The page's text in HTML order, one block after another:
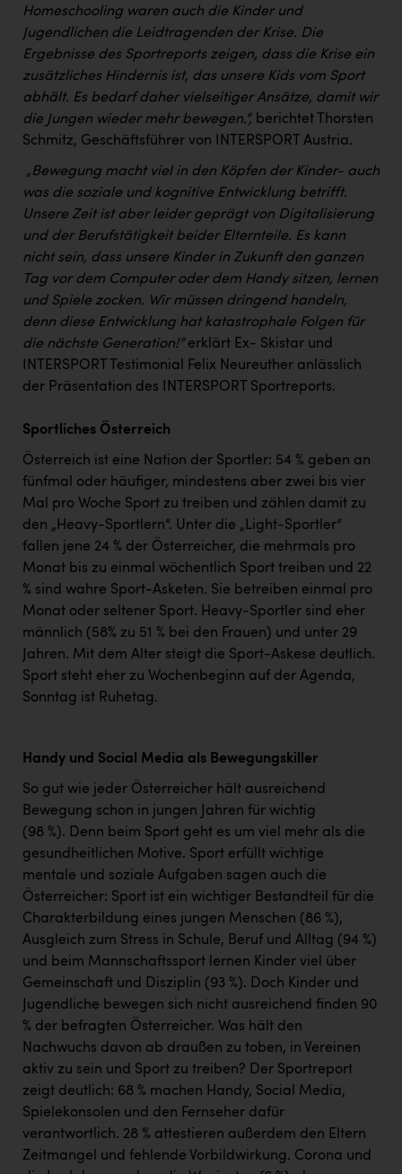
PÜSPÖK
REMAX
RE/MAX Welcome
RUBBLE MASTER
Ruderclub Wels
SCRI - Salzburg Cancer Research Institute
SCHMACHTL GmbH
Schwingshandl - automation technology gmbh
Seher + Partner
Smurfit Westrock Nettingsdorf
TCL
TRAILOMAT & Cycling Austria
VERITAS
Vier Diamanten
Vorlagenportal
Wir besiegen Krebs
Wirtschaftskammer OÖ
ZGONC
ZULuft - Zukunft Luft Austria
z.l.ö.
Dopgas
kunden basics
kontakt
Homeschooling waren auch die Kinder und
Jugendlichen die Leidtragenden der Krise. Die
Ergebnisse des Sportreports zeigen, dass die Krise ein
zusätzliches Hindernis ist, das unsere Kids vom Sport
abhält. Es bedarf daher vielseitiger Ansätze, damit wir
die Jungen wieder mehr bewegen.“, berichtet Thorsten
Schmitz, Geschäftsführer von INTERSPORT Austria.
„Bewegung macht viel in den Köpfen der Kinder- auch
was die soziale und kognitive Entwicklung betrifft.
Unsere Zeit ist aber leider geprägt von Digitalisierung
und der Berufstätigkeit beider Elternteile. Es kann
nicht sein, dass unsere Kinder in Zukunft den ganzen
Tag vor dem Computer oder dem Handy sitzen, lernen
und Spiele zocken. Wir müssen dringend handeln,
denn diese Entwicklung hat katastrophale Folgen für
die nächste Generation!“erklärt Ex- Skistar und
INTERSPORT Testimonial Felix Neureuther anlässlich
der Präsentation des INTERSPORT Sportreports.
Sportliches Österreich
Österreich ist eine Nation der Sportler: 54 % geben an
fünfmal oder häufiger, mindestens aber zwei bis vier
Mal pro Woche Sport zu treiben und zählen damit zu
den „Heavy-Sportlern“. Unter die „Light-Sportler“
fallen jene 24 % der Österreicher, die mehrmals pro
Monat bis zu einmal wöchentlich Sport treiben und 22
% sind wahre Sport-Asketen. Sie betreiben einmal pro
Monat oder seltener Sport. Heavy-Sportler sind eher
männlich (58% zu 51 % bei den Frauen) und unter 29
Jahren. Mit dem Alter steigt die Sport-Askese deutlich.
Sport steht eher zu Wochenbeginn auf der Agenda,
Sonntag ist Ruhetag.
Handy und Social Media als Bewegungskiller
So gut wie jeder Österreicher hält ausreichend
Bewegung schon in jungen Jahren für wichtig
(98 %). Denn beim Sport geht es um viel mehr als die
gesundheitlichen Motive. Sport erfüllt wichtige
mentale und soziale Aufgaben sagen auch die
Österreicher: Sport ist ein wichtiger Bestandteil für die
Charakterbildung eines jungen Menschen (86 %),
Ausgleich zum Stress in Schule, Beruf und Alltag (94 %)
und beim Mannschaftssport lernen Kinder viel über
Gemeinschaft und Disziplin (93 %). Doch Kinder und
Jugendliche bewegen sich nicht ausreichend finden 90
% der befragten Österreicher. Was hält den
Nachwuchs davon ab draußen zu toben, in Vereinen
aktiv zu sein und Sport zu treiben? Der Sportreport
zeigt deutlich: 68 % machen Handy, Social Media,
Spielekonsolen und den Fernseher dafür
verantwortlich. 28 % attestieren außerdem den Eltern
Zeitmangel und fehlende Vorbildwirkung. Corona und